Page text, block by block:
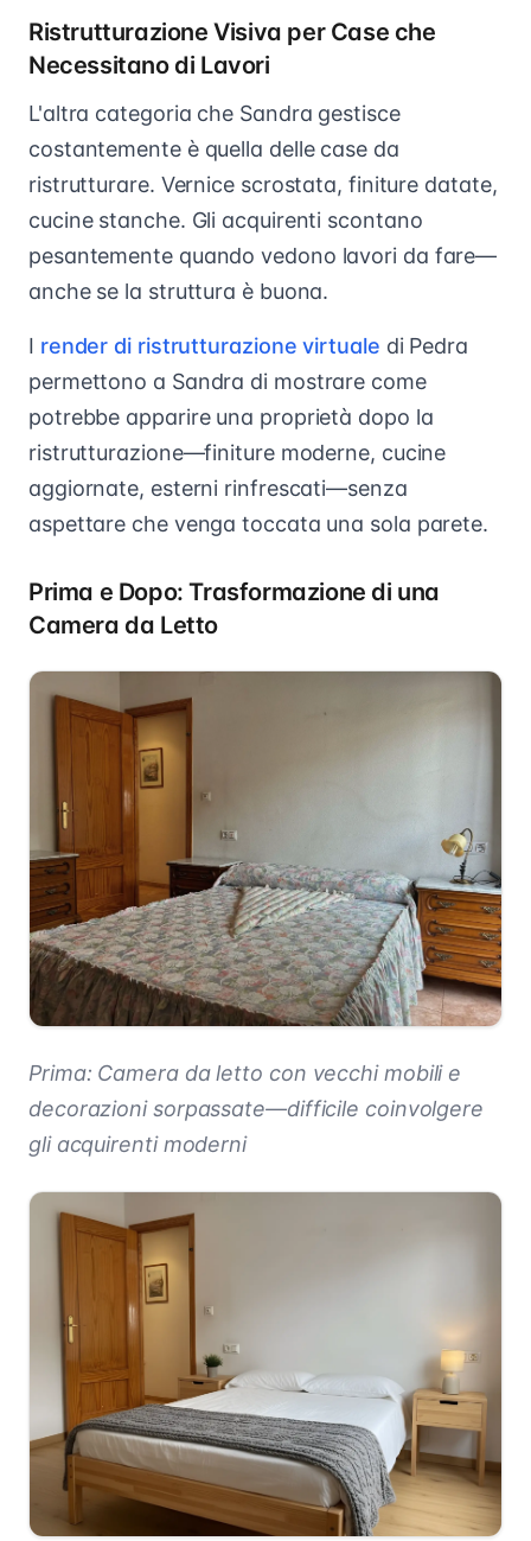
Ristrutturazione Visiva per Case che
Necessitano di Lavori
L'altra categoria che Sandra gestisce
costantemente è quella delle case da
ristrutturare. Vernice scrostata, finiture datate,
cucine stanche. Gli acquirenti scontano
pesantemente quando vedono lavori da fare—
anche se la struttura è buona.
I render di ristrutturazione virtuale di Pedra
permettono a Sandra di mostrare come
potrebbe apparire una proprietà dopo la
ristrutturazione—finiture moderne, cucine
aggiornate, esterni rinfrescati—senza
aspettare che venga toccata una sola parete.
Prima e Dopo: Trasformazione di una
Camera da Letto
Prima: Camera da letto con vecchi mobili e
decorazioni sorpassate—difficile coinvolgere
gli acquirenti moderni